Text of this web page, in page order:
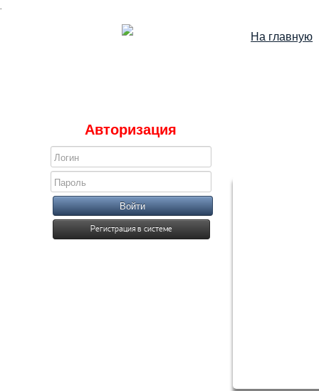
.
Авторизация
Войти
Регистрация в системе
На главную